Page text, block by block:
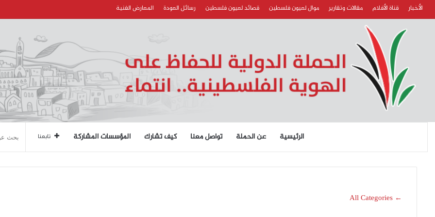
الأخبار قناة الأفلام مقالات وتقارير موال لعيون فلسطين قصائد لعيون فلسطين رسائل العودة المعارض الفنية
الرئيسية عن الحملة تواصل معنا كيف تشارك المؤسسات المشاركة تابعنا
← All Categories